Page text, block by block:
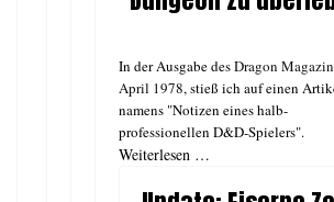
In der Ausgabe desDragon
April 1978, stieß ich auf einen
namens "Notizen eines halb-
professionellen D&D-Spielers".
Weiterlesen …